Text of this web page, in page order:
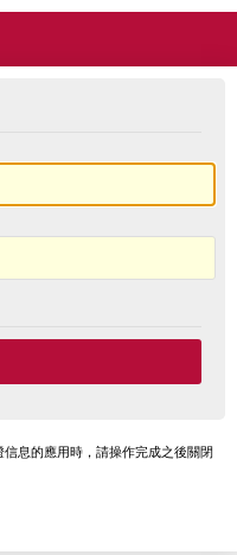
息的應用時，請操作完成之後關閉